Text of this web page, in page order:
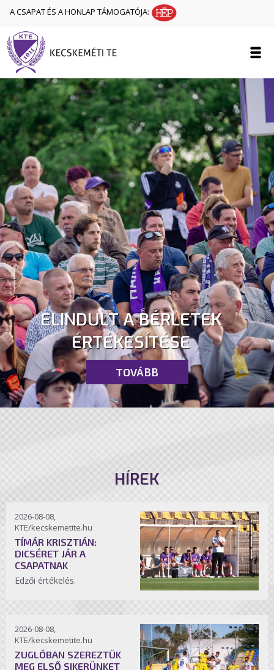
A CSAPAT ÉS A HONLAP TÁMOGATÓJA:
ELINDULT A BÉRLETEK
ÉRTÉKESÍTÉSE
TOVÁBB
HÍREK
2026-08-08,
KTE/kecskemetite.hu
TÍMÁR KRISZTIÁN:
DICSÉRET JÁR A
CSAPATNAK
Edzői értékelés.
2026-08-08,
KTE/kecskemetite.hu
ZUGLÓBAN SZEREZTÜK
MEG ELSŐ SIKERÜNKET